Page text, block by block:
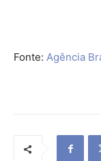
Fonte: Agência